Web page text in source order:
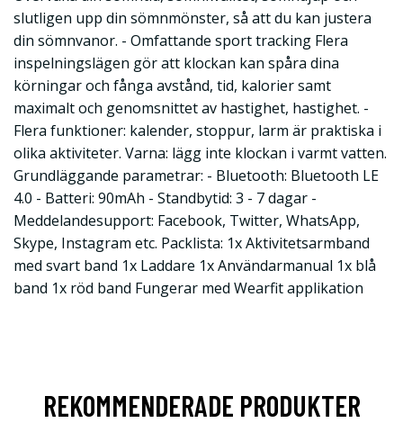
slutligen upp din sömnmönster, så att du kan justera
din sömnvanor. - Omfattande sport tracking Flera
inspelningslägen gör att klockan kan spåra dina
körningar och fånga avstånd, tid, kalorier samt
maximalt och genomsnittet av hastighet, hastighet. -
Flera funktioner: kalender, stoppur, larm är praktiska i
olika aktiviteter. Varna: lägg inte klockan i varmt vatten.
Grundläggande parametrar: - Bluetooth: Bluetooth LE
4.0 - Batteri: 90mAh - Standbytid: 3 - 7 dagar -
Meddelandesupport: Facebook, Twitter, WhatsApp,
Skype, Instagram etc. Packlista: 1x Aktivitetsarmband
med svart band 1x Laddare 1x Användarmanual 1x blå
band 1x röd band Fungerar med Wearfit applikation
REKOMMENDERADE PRODUKTER